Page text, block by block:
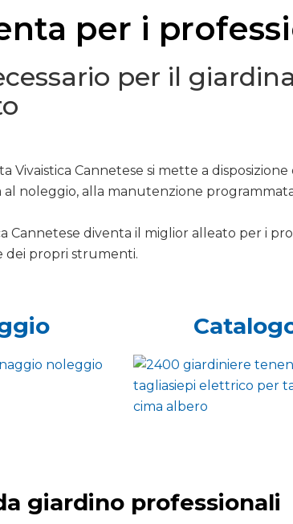
per i
per il
Vivaistica Cannetese si mette a
noleggio, alla manutenzione
Cannetese diventa il miglior alleato per i
dei propri strumenti.
giardino professionali